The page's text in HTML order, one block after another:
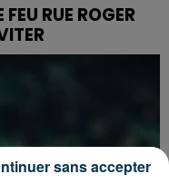
RUE ROGER
sans accepter